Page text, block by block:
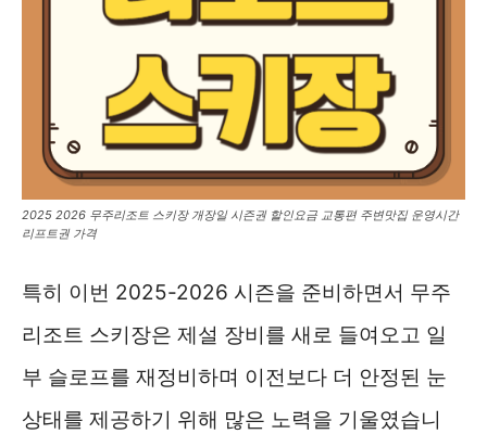
2025 2026 무주리조트 스키장 개장일 시즌권 할인요금 교통편 주변맛집 운영시간
리프트권 가격
특히 이번 2025-2026 시즌을 준비하면서 무주
리조트 스키장은 제설 장비를 새로 들여오고 일
부 슬로프를 재정비하며 이전보다 더 안정된 눈
상태를 제공하기 위해 많은 노력을 기울였습니